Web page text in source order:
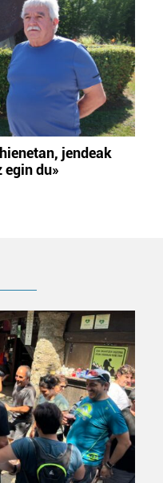
jendeak
du»